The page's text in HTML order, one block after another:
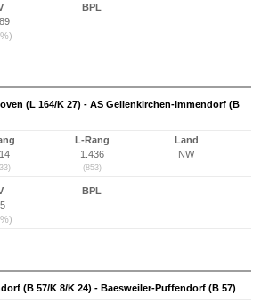
BPL
(L 164/K 27) - AS Geilenkirchen-Immendorf (B
L-Rang
1.436
(853)
Land
NW
BPL
(B 57/K 8/K 24) - Baesweiler-Puffendorf (B 57)